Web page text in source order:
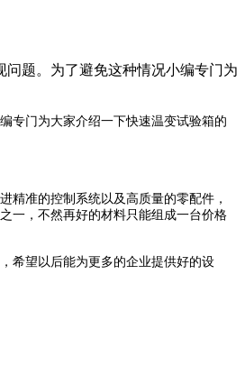
题。为了避免这种情况小编专门为
专门为大家介绍一下快速温变试验箱的
精准的控制系统以及高质量的零配件，
一，不然再好的材料只能组成一台价格
希望以后能为更多的企业提供好的设